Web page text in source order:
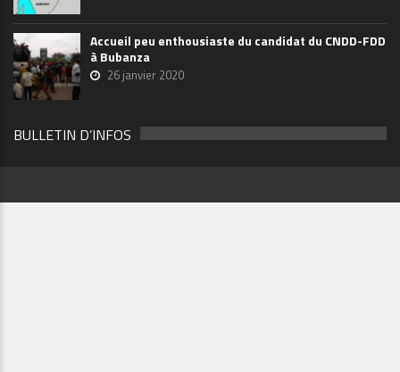
Accueil peu enthousiaste du candidat du CNDD-FDD
à Bubanza
26 janvier 2020
BULLETIN D’INFOS